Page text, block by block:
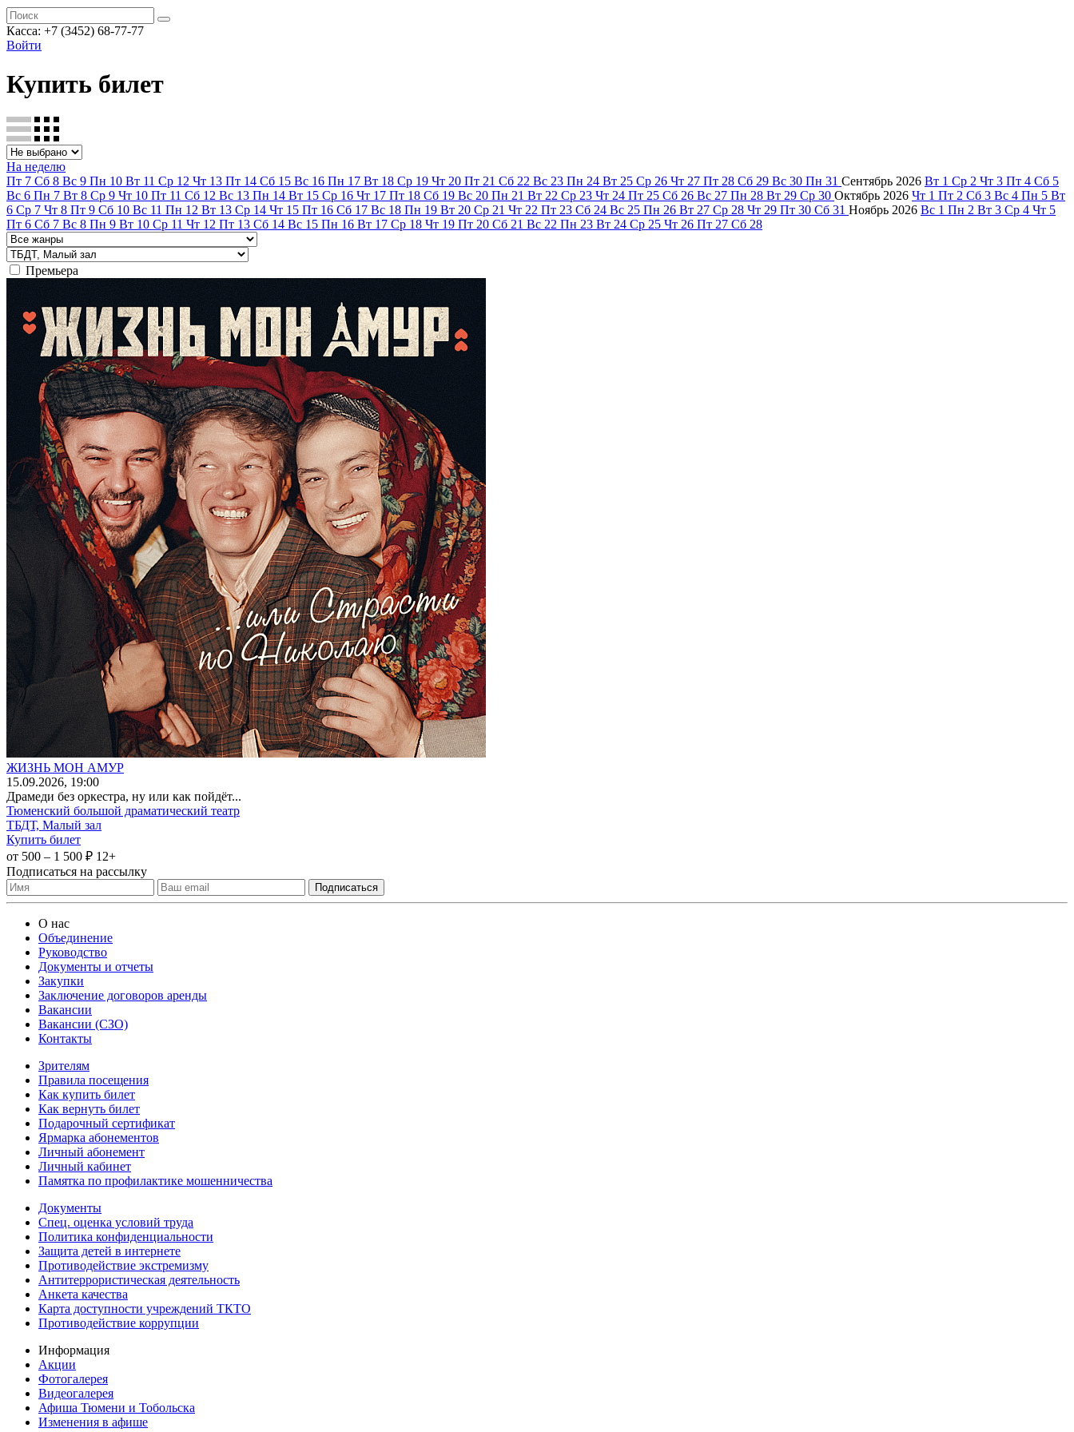
Касса: +7 (3452) 68-77-77
Войти
Купить билет
На неделю
Пт 7 Сб 8 Вс 9 Пн 10 Вт 11 Ср 12 Чт 13 Пт 14 Сб 15 Вс 16 Пн 17 Вт 18 Ср 19 Чт 20 Пт 21 Сб 22 Вс 23 Пн 24 Вт 25 Ср 26 Чт 27 Пт 28 Сб 29 Вс 30 Пн 31 Сентябрь 2026 Вт 1 Ср 2 Чт 3 Пт 4 Сб 5
Вс 6 Пн 7 Вт 8 Ср 9 Чт 10 Пт 11 Сб 12 Вс 13 Пн 14 Вт 15 Ср 16 Чт 17 Пт 18 Сб 19 Вс 20 Пн 21 Вт 22 Ср 23 Чт 24 Пт 25 Сб 26 Вс 27 Пн 28 Вт 29 Ср 30 Октябрь 2026 Чт 1 Пт 2 Сб 3 Вс 4 Пн 5 Вт
6 Ср 7 Чт 8 Пт 9 Сб 10 Вс 11 Пн 12 Вт 13 Ср 14 Чт 15 Пт 16 Сб 17 Вс 18 Пн 19 Вт 20 Ср 21 Чт 22 Пт 23 Сб 24 Вс 25 Пн 26 Вт 27 Ср 28 Чт 29 Пт 30 Сб 31 Ноябрь 2026 Вс 1 Пн 2 Вт 3 Ср 4 Чт 5
Пт 6 Сб 7 Вс 8 Пн 9 Вт 10 Ср 11 Чт 12 Пт 13 Сб 14 Вс 15 Пн 16 Вт 17 Ср 18 Чт 19 Пт 20 Сб 21 Вс 22 Пн 23 Вт 24 Ср 25 Чт 26 Пт 27 Сб 28
Премьера
ЖИЗНЬ МОН АМУР
15.09.2026, 19:00
Драмеди без оркестра, ну или как пойдёт...
Тюменский большой драматический театр
ТБДТ, Малый зал
Купить билет
от 500 – 1 500 ₽ 12+
Подписаться на рассылку
О нас
Объединение
Руководство
Документы и отчеты
Закупки
Заключение договоров аренды
Вакансии
Вакансии (СЗО)
Контакты
Зрителям
Правила посещения
Как купить билет
Как вернуть билет
Подарочный сертификат
Ярмарка абонементов
Личный абонемент
Личный кабинет
Памятка по профилактике мошенничества
Документы
Спец. оценка условий труда
Политика конфиденциальности
Защита детей в интернете
Противодействие экстремизму
Антитеррористическая деятельность
Анкета качества
Карта доступности учреждений ТКТО
Противодействие коррупции
Информация
Акции
Фотогалерея
Видеогалерея
Афиша Тюмени и Тобольска
Изменения в афише